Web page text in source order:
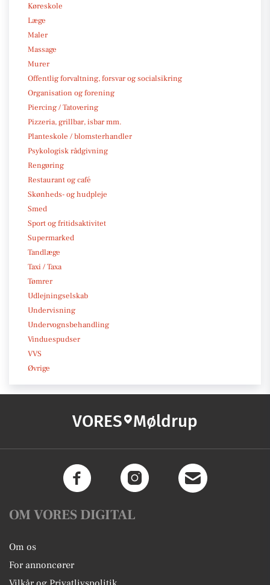
Køreskole
Læge
Maler
Massage
Murer
Offentlig forvaltning, forsvar og socialsikring
Organisation og forening
Piercing / Tatovering
Pizzeria, grillbar, isbar mm.
Planteskole / blomsterhandler
Psykologisk rådgivning
Rengøring
Restaurant og café
Skønheds- og hudpleje
Smed
Sport og fritidsaktivitet
Supermarked
Tandlæge
Taxi / Taxa
Tømrer
Udlejningselskab
Undervisning
Undervognsbehandling
Vinduespudser
VVS
Øvrige
VORES Møldrup
OM VORES DIGITAL
Om os
For annoncører